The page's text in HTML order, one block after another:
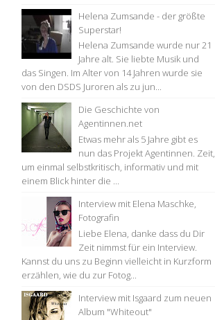
Helena Zumsande - der größte
Superstar!
Helena Zumsande wurde nur 21
Jahre alt. Sie liebte Musik und
das Singen. Im Alter von 14 Jahren wurde sie
von den DSDS Juroren als zu jun...
Die Geschichte von
Agentinnen.net
Etwas mehr als 5 Jahre gibt es
nun das Projekt Agentinnen. Zeit,
um einmal selbstkritisch, informativ und mit
einem Blick hinter die ...
Interview mit Elena Maschke,
Fotografin
Liebe Elena, danke dass du Dir
Zeit nimmst für ein Interview.
Kannst du uns zu Beginn vielleicht in Kurzform
erzählen, wie du zur Fotog...
Interview mit Isgaard zum neuen
Album "Whiteout"